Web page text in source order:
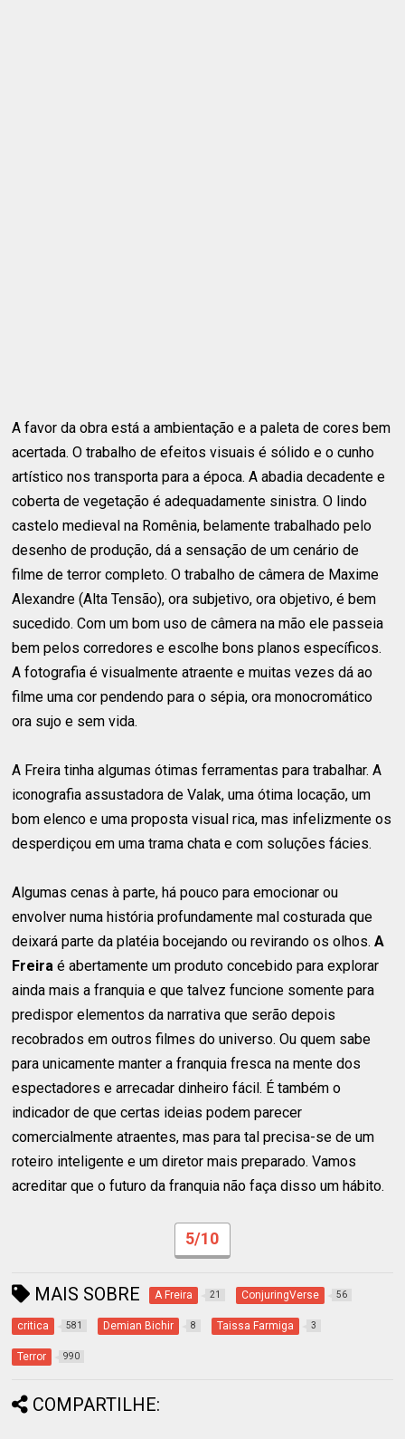
A favor da obra está a ambientação e a paleta de cores bem
acertada. O trabalho de efeitos visuais é sólido e o cunho
artístico nos transporta para a época. A abadia decadente e
coberta de vegetação é adequadamente sinistra. O lindo
castelo medieval na Romênia, belamente trabalhado pelo
desenho de produção, dá a sensação de um cenário de
filme de terror completo. O trabalho de câmera de Maxime
Alexandre (Alta Tensão), ora subjetivo, ora objetivo, é bem
sucedido. Com um bom uso de câmera na mão ele passeia
bem pelos corredores e escolhe bons planos específicos.
A fotografia é visualmente atraente e muitas vezes dá ao
filme uma cor pendendo para o sépia, ora monocromático
ora sujo e sem vida.
A Freira tinha algumas ótimas ferramentas para trabalhar. A
iconografia assustadora de Valak, uma ótima locação, um
bom elenco e uma proposta visual rica, mas infelizmente os
desperdiçou em uma trama chata e com soluções fácies.
Algumas cenas à parte, há pouco para emocionar ou
envolver numa história profundamente mal costurada que
deixará parte da platéia bocejando ou revirando os olhos.A
Freira é abertamente um produto concebido para explorar
ainda mais a franquia e que talvez funcione somente para
predispor elementos da narrativa que serão depois
recobrados em outros filmes do universo. Ou quem sabe
para unicamente manter a franquia fresca na mente dos
espectadores e arrecadar dinheiro fácil. É também o
indicador de que certas ideias podem parecer
comercialmente atraentes, mas para tal precisa-se de um
roteiro inteligente e um diretor mais preparado. Vamos
acreditar que o futuro da franquia não faça disso um hábito.
5/10
MAIS SOBRE A Freira 21 ConjuringVerse 56
critica 581 Demian Bichir 8 Taissa Farmiga 3
Terror 990
COMPARTILHE: